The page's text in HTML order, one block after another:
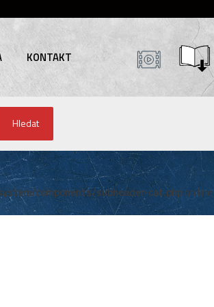
KONTAKT
Hledat
components/subheader-cat.phpon line